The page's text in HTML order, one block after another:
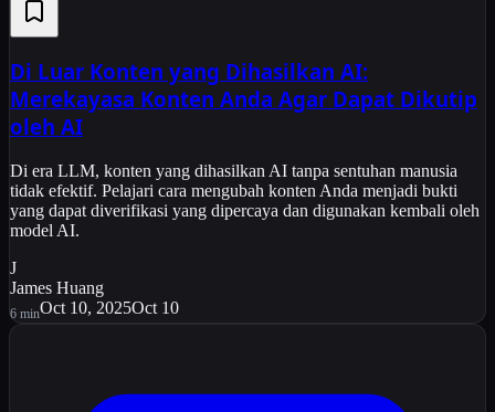
Di Luar Konten yang Dihasilkan AI:
Merekayasa Konten Anda Agar Dapat Dikutip
oleh AI
Di era LLM, konten yang dihasilkan AI tanpa sentuhan manusia
tidak efektif. Pelajari cara mengubah konten Anda menjadi bukti
yang dapat diverifikasi yang dipercaya dan digunakan kembali oleh
model AI.
J
James Huang
6 minOct 10, 2025Oct 10